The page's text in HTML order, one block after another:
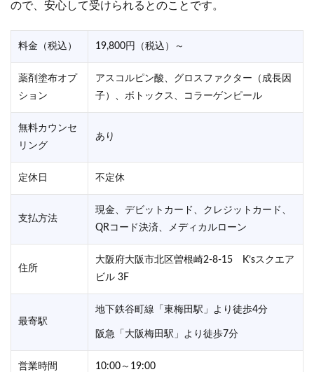
ので、安心して受けられるとのことです。
料金（税込） 19,800円（税込）～
薬剤塗布オプ
ション
アスコルピン酸、グロスファクター（成長因
子）、ボトックス、コラーゲンピール
無料カウンセ
リング
あり
定休日 不定休
支払方法
現金、デビットカード、クレジットカード、
QRコード決済、メディカルローン
住所
大阪府大阪市北区曽根崎2-8-15 K’sスクエア
ビル 3F
最寄駅
地下鉄谷町線「東梅田駅」より徒歩4分
阪急「大阪梅田駅」より徒歩7分
営業時間 10:00～19:00